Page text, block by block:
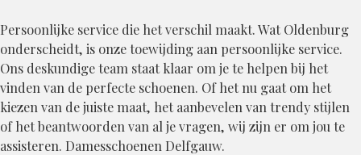
Persoonlijke service die het verschil maakt. Wat Oldenburg
onderscheidt, is onze toewijding aan persoonlijke service.
Ons deskundige team staat klaar om je te helpen bij het
vinden van de perfecte schoenen. Of het nu gaat om het
kiezen van de juiste maat, het aanbevelen van trendy stijlen
of het beantwoorden van al je vragen, wij zijn er om jou te
assisteren. Damesschoenen Delfgauw.